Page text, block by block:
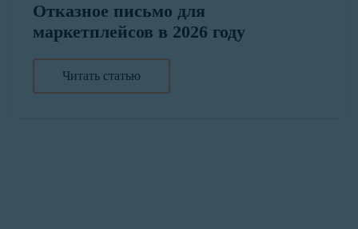
Отказное письмо для
маркетплейсов в 2026 году
Читать статью